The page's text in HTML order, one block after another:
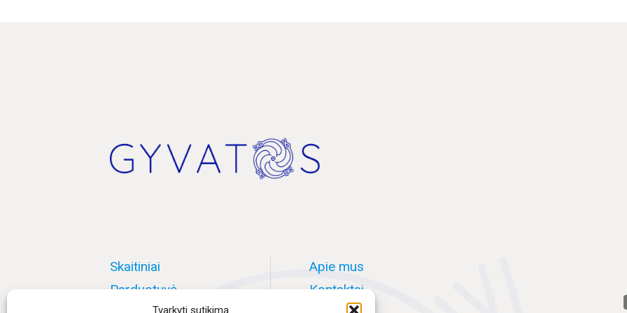
Tvarkyti sutikimą
Skaitiniai
Parduotuvė
Apie mus
Kontaktai